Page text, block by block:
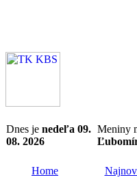
Dnes je nedeľa 09.
08. 2026
Meniny
Home